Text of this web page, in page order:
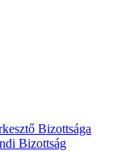
Bizottsága
Bizottság